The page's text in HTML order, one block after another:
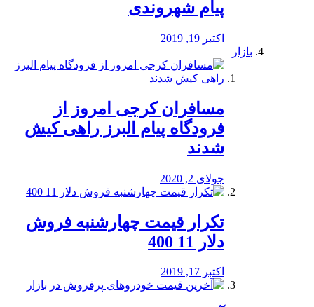
پیام شهروندی
اکتبر 19, 2019
بازار
مسافران کرجی امروز از
فرودگاه پیام البرز راهی کیش
شدند
جولای 2, 2020
تکرار قیمت چهارشنبه فروش
دلار 11 400
اکتبر 17, 2019